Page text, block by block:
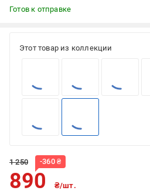
Готов к отправке
Этот товар из коллекции
1 250 -360₴
890 ₴/шт.